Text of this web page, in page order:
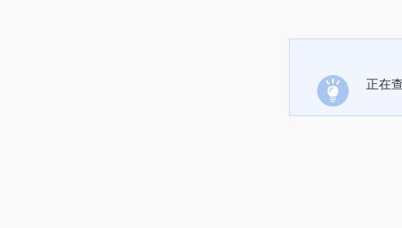
正在